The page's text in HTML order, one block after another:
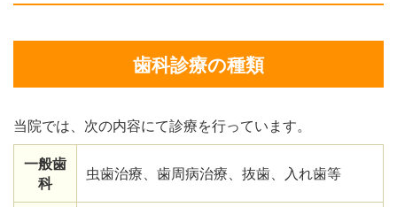
歯科診療の種類
当院では、次の内容にて診療を行っています。
一般歯
科
虫歯治療、歯周病治療、抜歯、入れ歯等